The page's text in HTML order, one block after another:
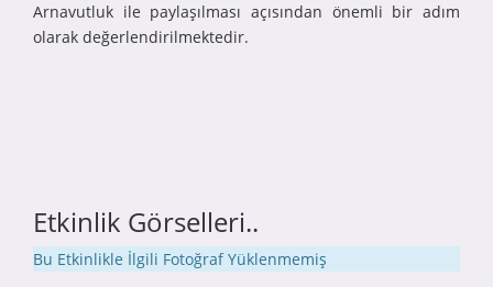
Arnavutluk ile paylaşılması açısından önemli bir adım
olarak değerlendirilmektedir.
Etkinlik Görselleri..
Bu Etkinlikle İlgili Fotoğraf Yüklenmemiş